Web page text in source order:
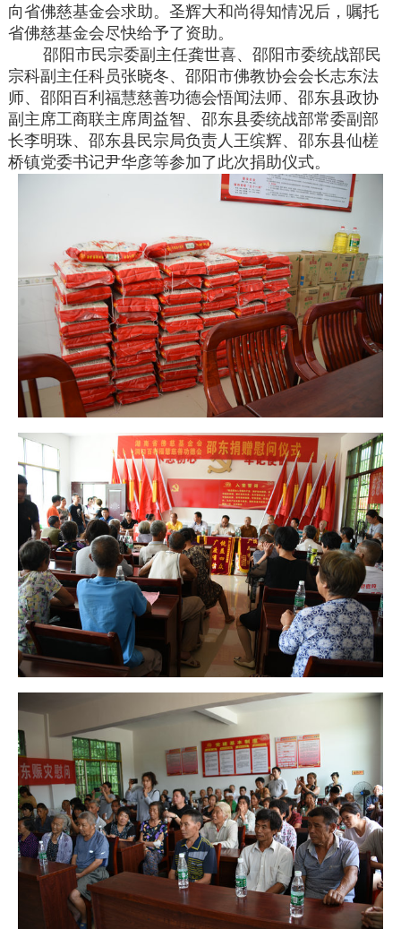
向省佛慈基金会求助。圣辉大和尚得知情况后，嘱托
省佛慈基金会尽快给予了资助。
邵阳市民宗委副主任龚世喜、邵阳市委统战部民
宗科副主任科员张晓冬、邵阳市佛教协会会长志东法
师、邵阳百利福慧慈善功德会悟闻法师、邵东县政协
副主席工商联主席周益智、邵东县委统战部常委副部
长李明珠、邵东县民宗局负责人王缤辉、邵东县仙槎
桥镇党委书记尹华彦等参加了此次捐助仪式。